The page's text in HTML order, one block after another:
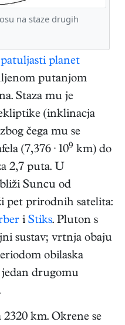
na staze drugih
patuljasti planet
putanjom
Staza mu je
(inklinacja
čega mu se
(7,376 · 109 km) do
2,7 puta. U
Suncu od
pet prirodnih satelita:
i Stiks. Pluton s
sustav; vrtnja obaju
obilaska
drugomu
km. Okrene se